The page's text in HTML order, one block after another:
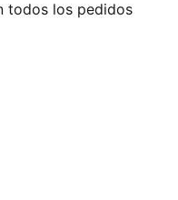
todos los pedidos